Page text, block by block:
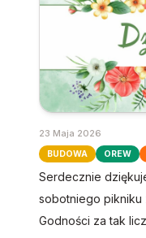
23 Maja 2026
BUDOWA OREW
Serdecznie
sobotniego pikniku
Godności za tak